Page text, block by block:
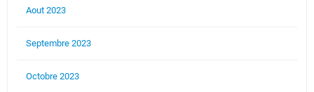
Aout 2023
Septembre 2023
Octobre 2023